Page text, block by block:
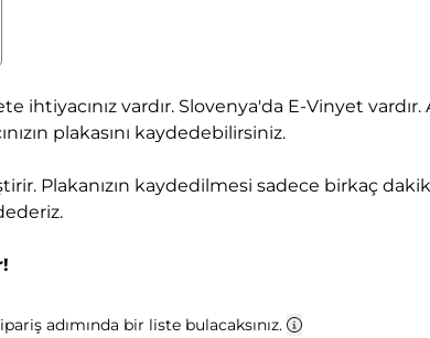
ihtiyacınız vardır. Slovenya'da E-Vinyet
plakasını kaydedebilirsiniz.
Plakanızın kaydedilmesi sadece birkaç
adımında bir liste bulacaksınız.